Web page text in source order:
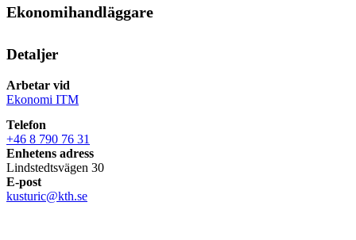
Ekonomihandläggare
Detaljer
Arbetar vid
Ekonomi ITM
Telefon
+46 8 790 76 31
Enhetens adress
Lindstedtsvägen 30
E-post
kusturic@kth.se